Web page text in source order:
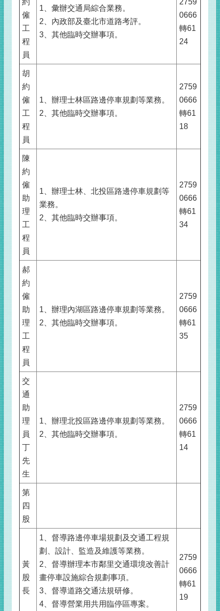
約
僱
工
程
員
1、彙辦交通局綜合業務。
2、內政部及臺北市道路考評。
3、其他臨時交辦事項。
2759
0666
轉61
24
胡
約
僱
工
程
員
1、辦理士林區路邊停車規劃等業務。
2、其他臨時交辦事項。
2759
0666
轉61
18
陳
約
僱
助
理
工
程
員
1、辦理士林、北投區路邊停車規劃等
業務。
2、其他臨時交辦事項。
2759
0666
轉61
34
郝
約
僱
助
理
工
程
員
1、辦理內湖區路邊停車規劃等業務。
2、其他臨時交辦事項。
2759
0666
轉61
35
交
通
助
理
員
丁
先
生
1、辦理北投區路邊停車規劃等業務。
2、其他臨時交辦事項。
2759
0666
轉61
14
第
四
股
黃
股
長
1、督導路邊停車場規劃及交通工程規
劃、設計、監造及維護等業務。
2、督導辦理本市鄰里交通環境改善計
畫停車設施綜合規劃事項。
3、督導道路交通法規研修。
4、督導營業用共用臨停區專案。
2759
0666
轉61
19